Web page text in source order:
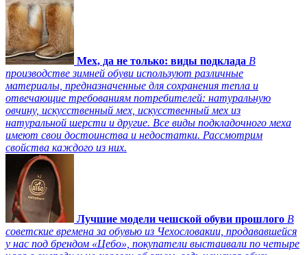
Мех, да не только: виды подклада В
производстве зимней обуви используют различные
материалы, предназначенные для сохранения тепла и
отвечающие требованиям потребителей: натуральную
овчину, искусственный мех, искусственный мех из
натуральной шерсти и другие. Все виды подкладочного меха
имеют свои достоинства и недостатки. Рассмотрим
свойства каждого из них.
Лучшие модели чешской обуви прошлого В
советские времена за обувью из Чехословакии, продававшейся
у нас под брендом «Цебо», покупатели выстаивали по четыре